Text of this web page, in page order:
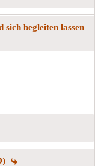
begleiten lassen